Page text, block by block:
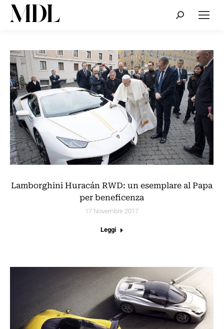
Cerca:
Lamborghini Huracán RWD: un esemplare al Papa
per beneficenza
17 Novembre 2017
Leggi